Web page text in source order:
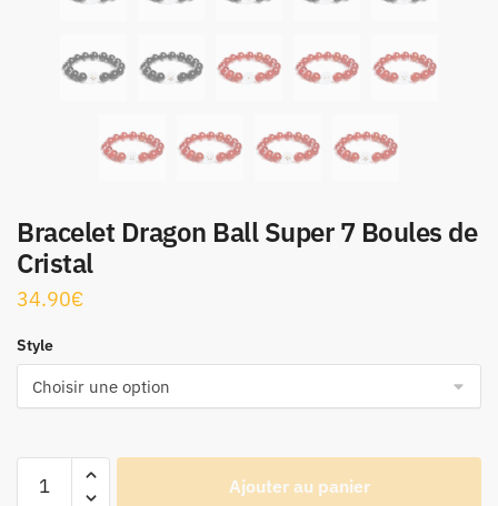
Bracelet Dragon Ball Super 7 Boules de
Cristal
34.90€
Style
Ajouter au panier